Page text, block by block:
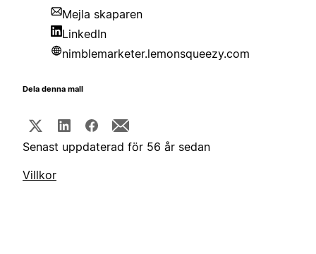
Mejla skaparen
LinkedIn
nimblemarketer.lemonsqueezy.com
Dela denna mall
Senast uppdaterad för 56 år sedan
Villkor